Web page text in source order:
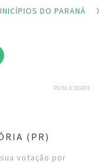
DO PARANÁ
PUBLICIDADE
(PR)
votação por